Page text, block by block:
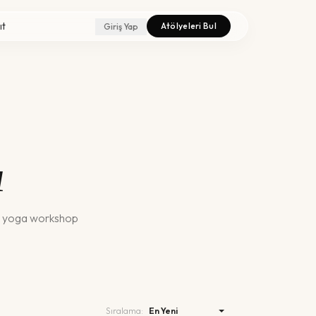
Giriş Yap Atölyeleri Bul
yoga workshop
Sıralama: